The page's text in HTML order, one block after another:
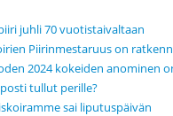
juhli 70 vuotistaivaltaan
Piirinmestaruus on
2024 kokeiden anominen
tullut perille?
sai liputuspäivän